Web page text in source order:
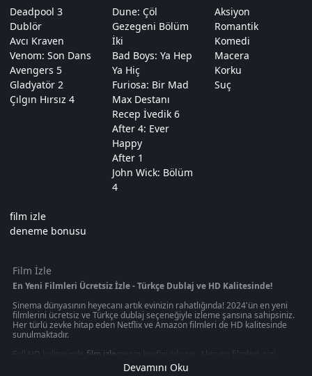
Deadpool 3
Dublör
Avcı Kraven
Venom: Son Dans
Avengers 5
Gladyatör 2
Çılgın Hırsız 4
Dune: Çöl
Gezegeni Bölüm
İki
Bad Boys: Ya Hep
Ya Hiç
Furiosa: Bir Mad
Max Destanı
Recep İvedik 6
After 4: Ever
Happy
After 1
John Wick: Bölüm
4
Aksiyon
Romantik
Komedi
Macera
Korku
Suç
film izle
deneme bonusu
Film İzle
En Yeni Filmleri Ücretsiz İzle - Türkçe Dublaj ve HD Kalitesinde!
Sinema dünyasının heyecanı artık evinizin rahatlığında! 2024'ün en yeni
filmlerini ücretsiz ve Türkçe dublaj seçeneğiyle izleme şansına sahipsiniz.
Her türlü zevke hitap eden Netflix ve Amazon filmleri de HD kalitesinde
sunulmaktadır.
Full HD kalitesinde film izle menin keyfini çıkarın. Aksiyon filmleri, sizi
gerilim dolu anların içine çekerken, macera filmleri sizi uzak diyarlara
götürecek. Korku filmleri, heyecan dolu anlar yaşamanızı sağlarken, en
Devamını Oku